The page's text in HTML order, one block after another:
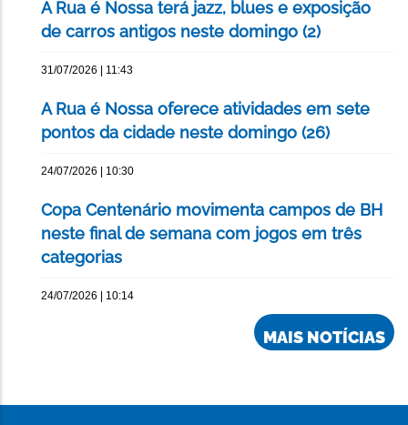
A Rua é Nossa terá jazz, blues e exposição
de carros antigos neste domingo (2)
31/07/2026 | 11:43
A Rua é Nossa oferece atividades em sete
pontos da cidade neste domingo (26)
24/07/2026 | 10:30
Copa Centenário movimenta campos de BH
neste final de semana com jogos em três
categorias
24/07/2026 | 10:14
MAIS NOTÍCIAS